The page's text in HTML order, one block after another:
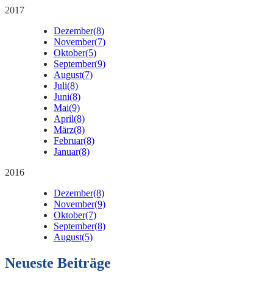
2017
Dezember(8)
November(7)
Oktober(5)
September(9)
August(7)
Juli(8)
Juni(8)
Mai(9)
April(8)
März(8)
Februar(8)
Januar(8)
2016
Dezember(8)
November(9)
Oktober(7)
September(8)
August(5)
Neueste Beiträge